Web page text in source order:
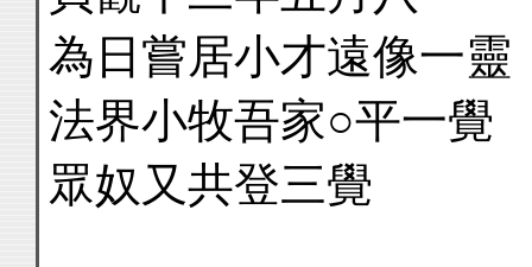
為日嘗居小才遠像一靈
法界小牧吾家○平一覺
眾奴又共登三覺